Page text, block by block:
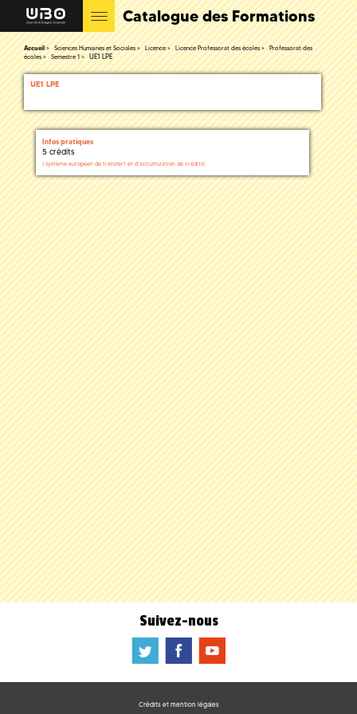
Catalogue des Formations
Accueil Sciences Humaines et Sociales Licence Licence Professorat des écoles
Professorat des
écoles
Semestre 1 UE1 LPE
UE1 LPE
Infos pratiques
5 crédits
( système européen de transfert et d'accumulation de crédits)
Suivez-nous
a b f
Crédits et mention légales